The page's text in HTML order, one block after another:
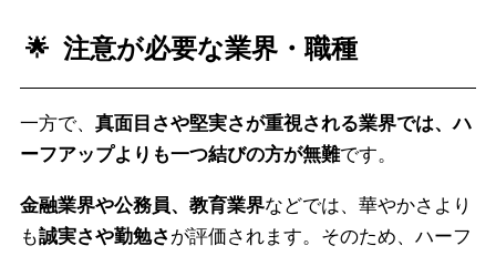
注意が必要な業界・職種
一方で、 真面目さや堅実さが重視される業界では、ハ
ーフアップよりも一つ結びの方が無難です。
金融業界や公務員、教育業界などでは、華やかさより
も誠実さや勤勉さが評価されます。そのため、ハーフ